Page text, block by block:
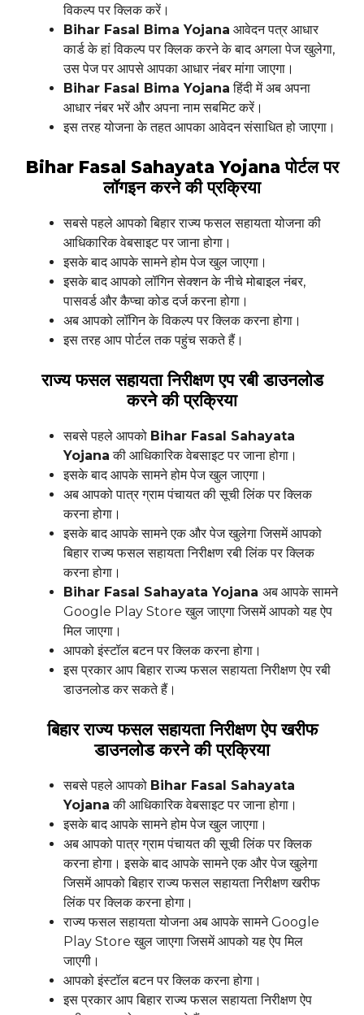
विकल्प पर क्लिक करें।
Bihar Fasal Bima Yojana आवेदन पत्र आधार
कार्ड के हां विकल्प पर क्लिक करने के बाद अगला पेज खुलेगा,
उस पेज पर आपसे आपका आधार नंबर मांगा जाएगा।
Bihar Fasal Bima Yojana हिंदी में अब अपना
आधार नंबर भरें और अपना नाम सबमिट करें।
इस तरह योजना के तहत आपका आवेदन संसाधित हो जाएगा।
Bihar Fasal Sahayata Yojanaपोर्टल पर
लॉगइन करने की प्रक्रिया
सबसे पहले आपको बिहार राज्य फसल सहायता योजना की
आधिकारिक वेबसाइट पर जाना होगा।
इसके बाद आपके सामने होम पेज खुल जाएगा।
इसके बाद आपको लॉगिन सेक्शन के नीचे मोबाइल नंबर,
पासवर्ड और कैप्चा कोड दर्ज करना होगा।
अब आपको लॉगिन के विकल्प पर क्लिक करना होगा।
इस तरह आप पोर्टल तक पहुंच सकते हैं।
राज्य फसल सहायता निरीक्षण एप रबी डाउनलोड
करने की प्रक्रिया
सबसे पहले आपको Bihar Fasal Sahayata
Yojana की आधिकारिक वेबसाइट पर जाना होगा।
इसके बाद आपके सामने होम पेज खुल जाएगा।
अब आपको पात्र ग्राम पंचायत की सूची लिंक पर क्लिक
करना होगा।
इसके बाद आपके सामने एक और पेज खुलेगा जिसमें आपको
बिहार राज्य फसल सहायता निरीक्षण रबी लिंक पर क्लिक
करना होगा।
Bihar Fasal Sahayata Yojana अब आपके सामने
Google Play Store खुल जाएगा जिसमें आपको यह ऐप
मिल जाएगा।
आपको इंस्टॉल बटन पर क्लिक करना होगा।
इस प्रकार आप बिहार राज्य फसल सहायता निरीक्षण ऐप रबी
डाउनलोड कर सकते हैं।
बिहार राज्य फसल सहायता निरीक्षण ऐप खरीफ
डाउनलोड करने की प्रक्रिया
सबसे पहले आपको Bihar Fasal Sahayata
Yojana की आधिकारिक वेबसाइट पर जाना होगा।
इसके बाद आपके सामने होम पेज खुल जाएगा।
अब आपको पात्र ग्राम पंचायत की सूची लिंक पर क्लिक
करना होगा। इसके बाद आपके सामने एक और पेज खुलेगा
जिसमें आपको बिहार राज्य फसल सहायता निरीक्षण खरीफ
लिंक पर क्लिक करना होगा।
राज्य फसल सहायता योजना अब आपके सामने Google
Play Store खुल जाएगा जिसमें आपको यह ऐप मिल
जाएगी।
आपको इंस्टॉल बटन पर क्लिक करना होगा।
इस प्रकार आप बिहार राज्य फसल सहायता निरीक्षण ऐप